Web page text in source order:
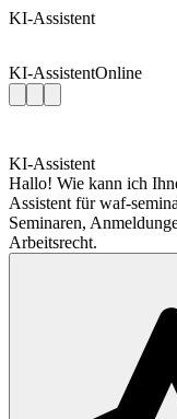
KI-Assistent
KI-AssistentOnline
KI-Assistent
Hallo! Wie kann ich
Assistent für waf-
Seminaren,
Arbeitsrecht.